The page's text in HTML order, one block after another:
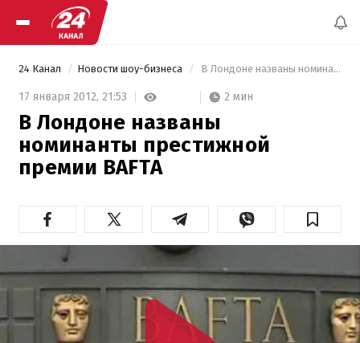
24 Канал Новости шоу-бизнеса В Лондоне названы номинанты престижной премии BAFTA
17 января 2012, 21:53 2 мин
В Лондоне названы
номинанты престижной
премии BAFTA